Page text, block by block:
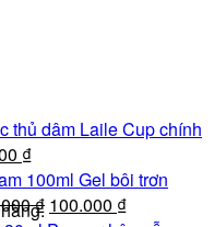
thủ dâm Laile Cup chính
₫Giá
hiện
tại
Gel bôi trơn
₫ Giá
100.000 ₫Giá